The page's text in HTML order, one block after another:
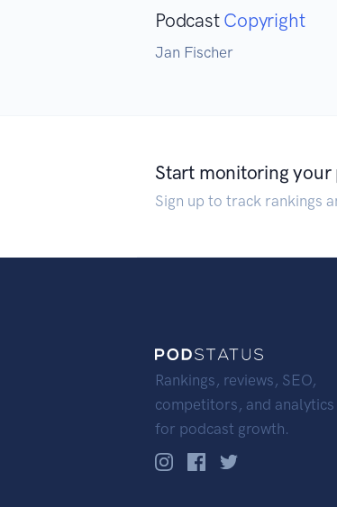
Podcast Copyright
Jan Fischer
Start monitoring your
Sign up to track rankings
Rankings, reviews, SEO,
competitors, and analytics
for podcast growth.